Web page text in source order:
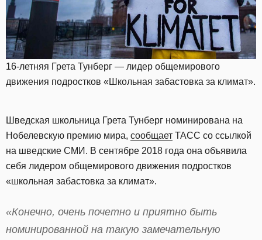
16-летняя Грета Тунберг — лидер общемирового
движения подростков «Школьная забастовка за климат».
Шведская школьница Грета Тунберг номинирована на
Нобелевскую премию мира, сообщает ТАСС со ссылкой
на шведские СМИ. В сентябре 2018 года она объявила
себя лидером общемирового движения подростков
«школьная забастовка за климат».
«Конечно, очень почетно и приятно быть
номинированной на такую замечательную